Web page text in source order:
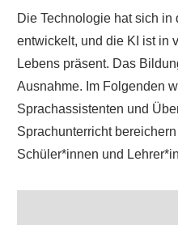
Die Technologie hat sich in
entwickelt, und die KI ist in
Lebens präsent. Das
Ausnahme. Im Folgenden
Sprachassistenten und
Sprachunterricht
Schüler*innen und